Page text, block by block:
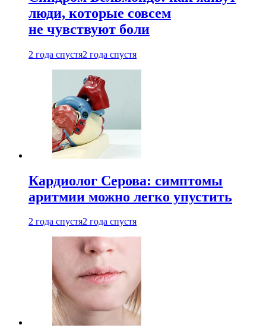
люди, которые совсем
не чувствуют боли
2 года спустя2 года спустя
Кардиолог Серова: симптомы
аритмии можно легко упустить
2 года спустя2 года спустя